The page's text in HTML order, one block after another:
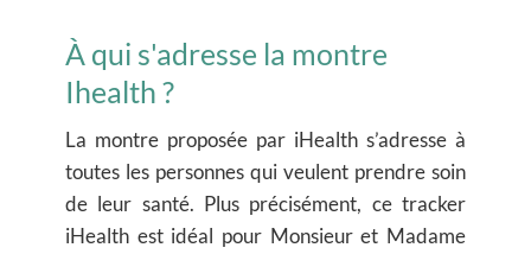
À qui s'adresse la montre
Ihealth ?
La montre proposée par iHealth s’adresse à
toutes les personnes qui veulent prendre soin
de leur santé. Plus précisément, ce tracker
iHealth est idéal pour Monsieur et Madame